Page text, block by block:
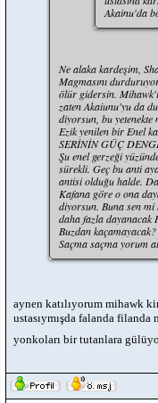
Akainu'da
Ne alaka kardeşim,
Magmasını
ölür gidersin.
zaten Akaiunu'yu da
diyorsun, bu
Ezik yenilen bir Enel
SERİNİN GÜÇ
Şu enel gerzeği
sürekli. Geç bu anti
antisi olduğu halde.
Kafana göre o ona
diyorsun. Buna sen
daha fazla dayanacak
Buzdan
Saçma saçma yorum
aynen katılıyorum mihawk
ustasıymışda falanda
yonkoları bir tutanlara